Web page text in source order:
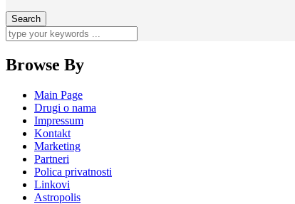
Browse By
Main Page
Drugi o nama
Impressum
Kontakt
Marketing
Partneri
Polica privatnosti
Linkovi
Astropolis